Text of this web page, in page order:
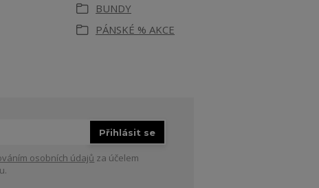
BUNDY
PÁNSKÉ % AKCE
Přihlásit se
osobních údajů za účelem